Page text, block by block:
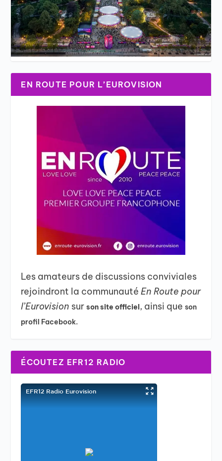
EN ROUTE POUR L’EUROVISION
Les amateurs de discussions conviviales
rejoindront la communautéEn Route pour
l’Eurovision surson site officiel, ainsi queson
profil Facebook.
ÉCOUTEZ EFR12 RADIO